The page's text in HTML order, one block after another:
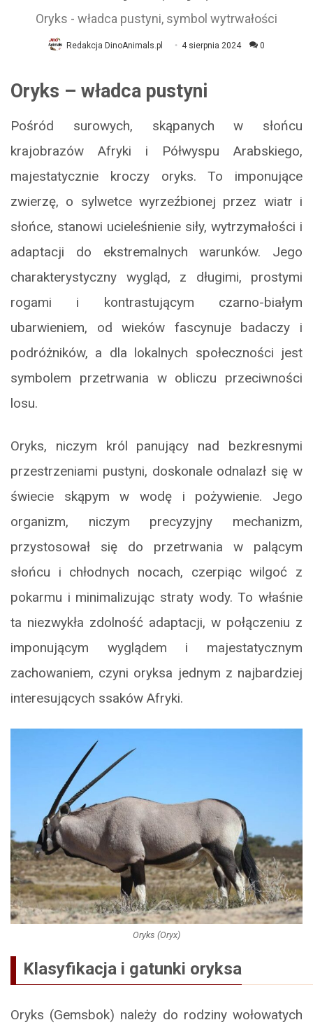
Oryks - władca pustyni, symbol wytrwałości
Redakcja DinoAnimals.pl 4 sierpnia 2024 0
Oryks – władca pustyni
Pośród surowych, skąpanych w słońcu
krajobrazów Afryki i Półwyspu Arabskiego,
majestatycznie kroczy oryks. To imponujące
zwierzę, o sylwetce wyrzeźbionej przez wiatr i
słońce, stanowi ucieleśnienie siły, wytrzymałości i
adaptacji do ekstremalnych warunków. Jego
charakterystyczny wygląd, z długimi, prostymi
rogami i kontrastującym czarno-białym
ubarwieniem, od wieków fascynuje badaczy i
podróżników, a dla lokalnych społeczności jest
symbolem przetrwania w obliczu przeciwności
losu.
Oryks, niczym król panujący nad bezkresnymi
przestrzeniami pustyni, doskonale odnalazł się w
świecie skąpym w wodę i pożywienie. Jego
organizm, niczym precyzyjny mechanizm,
przystosował się do przetrwania w palącym
słońcu i chłodnych nocach, czerpiąc wilgoć z
pokarmu i minimalizując straty wody. To właśnie
ta niezwykła zdolność adaptacji, w połączeniu z
imponującym wyglądem i majestatycznym
zachowaniem, czyni oryksa jednym z najbardziej
interesujących ssaków Afryki.
Oryks (Oryx)
Klasyfikacja i gatunki oryksa
Oryks (Gemsbok) należy do rodziny wołowatych